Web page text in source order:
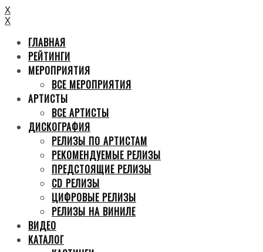
X
X
ГЛАВНАЯ
РЕЙТИНГИ
МЕРОПРИЯТИЯ
ВСЕ МЕРОПРИЯТИЯ
АРТИСТЫ
ВСЕ АРТИСТЫ
ДИСКОГРАФИЯ
РЕЛИЗЫ ПО АРТИСТАМ
РЕКОМЕНДУЕМЫЕ РЕЛИЗЫ
ПРЕДСТОЯЩИЕ РЕЛИЗЫ
CD РЕЛИЗЫ
ЦИФРОВЫЕ РЕЛИЗЫ
РЕЛИЗЫ НА ВИНИЛЕ
ВИДЕО
КАТАЛОГ